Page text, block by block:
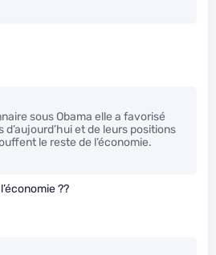
sous Obama elle a favorisé
d’aujourd’hui et de leurs positions
le reste de l’économie.
??